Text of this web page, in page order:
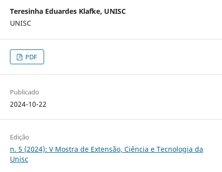
Teresinha Eduardes Klafke, UNISC
UNISC
PDF
Publicado
2024-10-22
Edição
n. 5 (2024): V Mostra de Extensão, Ciência e Tecnologia da
Unisc